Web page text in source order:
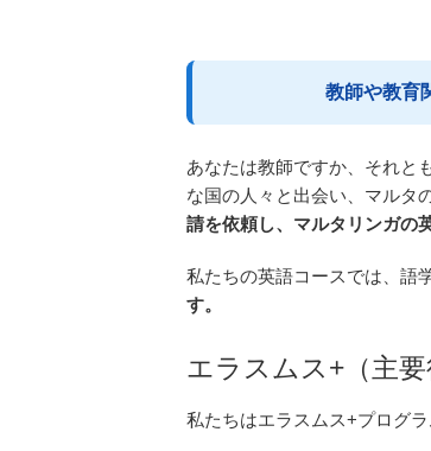
教師や教育
あなたは教師ですか、それと
な国の人々と出会い、マルタ
請を依頼し、マルタリンガの
私たちの英語コースでは、語
す。
エラスムス+（主
私たちはエラスムス+プログ